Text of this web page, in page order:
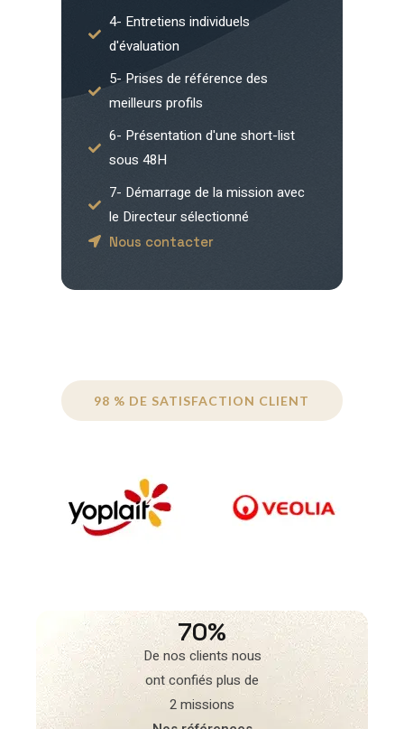
4- Entretiens individuels
d'évaluation
5- Prises de référence des
meilleurs profils
6- Présentation d'une short-list
sous 48H
7- Démarrage de la mission avec
le Directeur sélectionné
Nous contacter
98 % DE SATISFACTION CLIENT
70%
De nos clients nous
ont confiés plus de
2 missions